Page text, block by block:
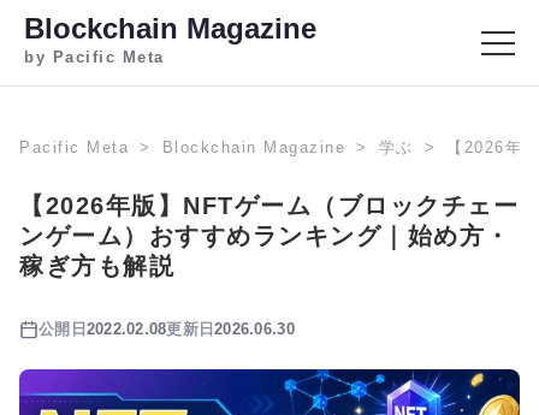
Blockchain Magazine
by Pacific Meta
Pacific Meta Blockchain Magazine 学ぶ 【2026年
【2026年版】NFTゲーム（ブロックチェー
ンゲーム）おすすめランキング｜始め方・
稼ぎ方も解説
公開日 2022.02.08更新日2026.06.30